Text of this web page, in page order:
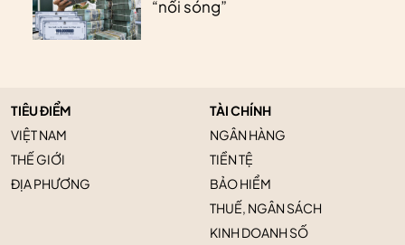
“nổi sóng”
TIÊU ĐIỂM
VIỆT NAM
THẾ GIỚI
ĐỊA PHƯƠNG
TÀI CHÍNH
NGÂN HÀNG
TIỀN TỆ
BẢO HIỂM
THUẾ, NGÂN SÁCH
KINH DOANH SỐ